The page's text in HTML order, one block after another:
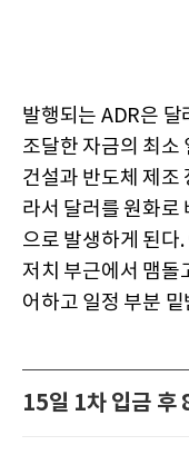
발행되는 ADR은
조달한 자금의 최소
건설과 반도체 제조
라서 달러를 원화로
으로 발생하게 된다
저치 부근에서 맴돌
어하고 일정 부분
15일 1차 입금 후